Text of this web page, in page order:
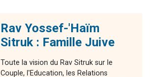
Rav Yossef-'Haïm
Sitruk : Famille Juive
Toute la vision du Rav Sitruk sur le
Couple, l'Education, les Relations